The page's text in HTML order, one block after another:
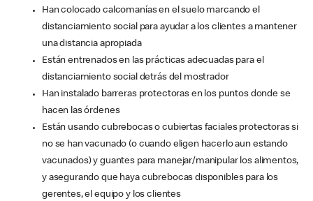
Han colocado calcomanías en el suelo marcando el
distanciamiento social para ayudar a los clientes a mantener
una distancia apropiada
Están entrenados en las prácticas adecuadas para el
distanciamiento social detrás del mostrador
Han instalado barreras protectoras en los puntos donde se
hacen las órdenes
Están usando cubrebocas o cubiertas faciales protectoras si
no se han vacunado (o cuando eligen hacerlo aun estando
vacunados) y guantes para manejar/manipular los alimentos,
y asegurando que haya cubrebocas disponibles para los
gerentes, el equipo y los clientes